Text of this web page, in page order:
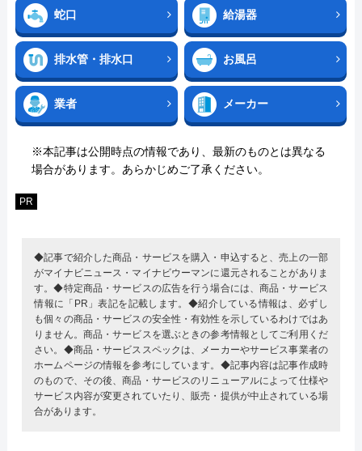
蛇口 給湯器
排水管・排水口 お風呂
業者 メーカー
※本記事は公開時点の情報であり、最新のものとは異なる
場合があります。あらかじめご了承ください。
PR
◆記事で紹介した商品・サービスを購入・申込すると、売上の一部
がマイナビニュース・マイナビウーマンに還元されることがありま
す。◆特定商品・サービスの広告を行う場合には、商品・サービス
情報に「PR」表記を記載します。◆紹介している情報は、必ずし
も個々の商品・サービスの安全性・有効性を示しているわけではあ
りません。商品・サービスを選ぶときの参考情報としてご利用くだ
さい。◆商品・サービススペックは、メーカーやサービス事業者の
ホームページの情報を参考にしています。◆記事内容は記事作成時
のもので、その後、商品・サービスのリニューアルによって仕様や
サービス内容が変更されていたり、販売・提供が中止されている場
合があります。